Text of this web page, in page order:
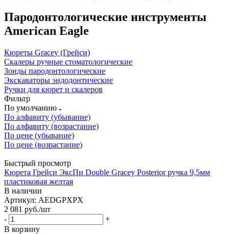
Пародонтологические инструменты
American Eagle
Кюреты Gracey (Грейси)
Скалеры ручные стоматологические
Зонды пародонтологические
Экскаваторы эндодонтические
Ручки для кюрет и скалеров
Фильтр
По умолчанию
По алфавиту (убывание)
По алфавиту (возрастание)
По цене (убывание)
По цене (возрастание)
Быстрый просмотр
Кюрета Грейси ЭксПи Double Gracey Posterior ручка 9,5мм
пластиковая желтая
В наличии
Артикул: AEDGPXPX
2 081 руб./шт
-
+
В корзину